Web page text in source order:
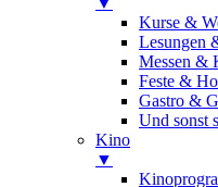
Kurse &
Lesungen
Messen &
Feste &
Gastro &
Und sonst
Kino
▼